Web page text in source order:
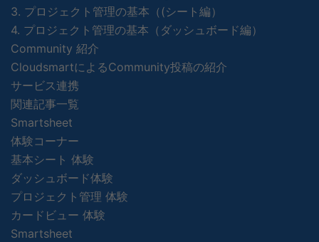
3. プロジェクト管理の基本（(シート編）
4. プロジェクト管理の基本（ダッシュボード編）
Community 紹介
CloudsmartによるCommunity投稿の紹介
サービス連携
関連記事一覧
Smartsheet
体験コーナー
基本シート 体験
ダッシュボード体験
プロジェクト管理 体験
カードビュー 体験
Smartsheet